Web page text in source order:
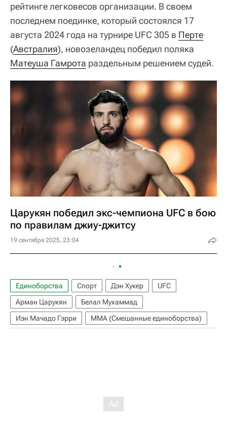
рейтинге легковесов организации. В своем
последнем поединке, который состоялся 17
августа 2024 года на турнире UFC 305 в Перте
(Австралия), новозеландец победил поляка
Матеуша Гамрота раздельным решением судей.
Царукян победил экс-чемпиона UFC в бою
по правилам джиу-джитсу
19 сентября 2025, 23:04
Единоборства Спорт Дэн Хукер
UFC
Арман Царукян
Белал Мухаммад
Иэн Мачадо Гэрри
ММА (Смешанные единоборства)